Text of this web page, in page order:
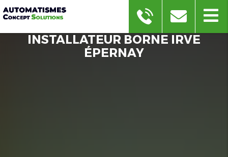
INSTALLATEUR BORNE IRVE
ÉPERNAY